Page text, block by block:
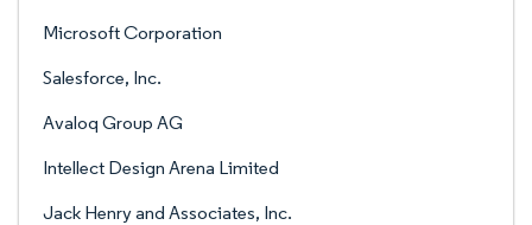
Microsoft Corporation
Salesforce, Inc.
Avaloq Group AG
Intellect Design Arena Limited
Jack Henry and Associates, Inc.